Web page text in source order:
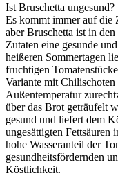
Ist Bruschetta ungesund?
Es kommt immer auf die
aber Bruschetta ist in
Zutaten eine gesunde
heißeren Sommertagen
fruchtigen
Variante mit
Außentemperatur
über das Brot geträufelt
gesund und liefert dem
ungesättigten
hohe Wasseranteil der
gesundheitsfördernden
Köstlichkeit.